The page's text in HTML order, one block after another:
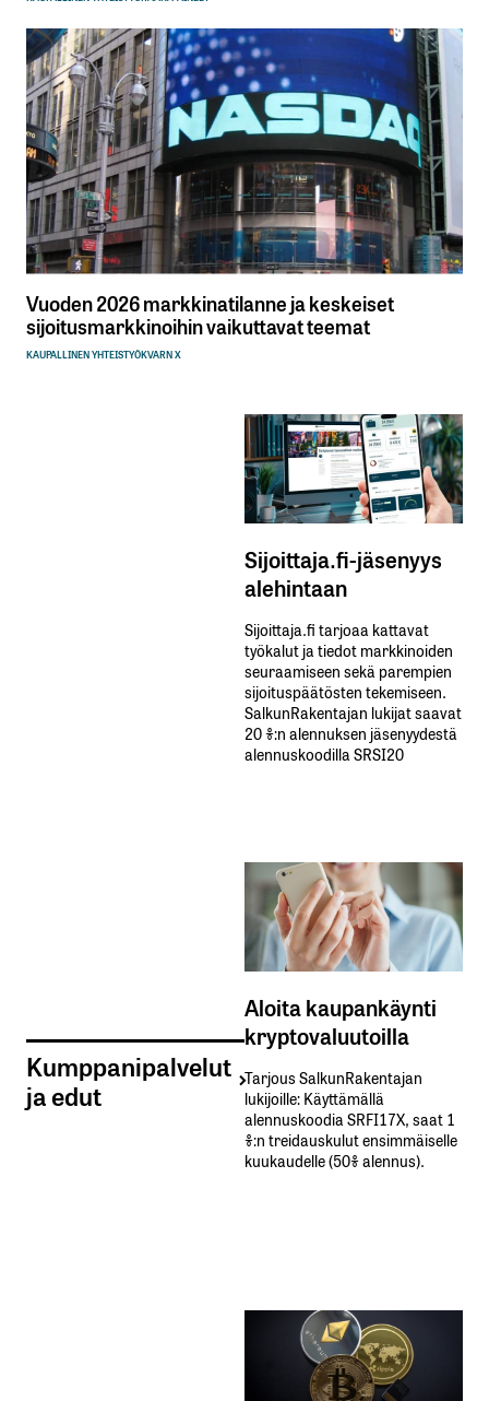
Vuoden 2026 markkinatilanne ja keskeiset
sijoitusmarkkinoihin vaikuttavat teemat
KAUPALLINEN YHTEISTYÖKVARN X
Kumppanipalvelut
ja edut
Sijoittaja.fi-jäsenyys
alehintaan
Sijoittaja.fi tarjoaa kattavat
työkalut ja tiedot markkinoiden
seuraamiseen sekä parempien
sijoituspäätösten tekemiseen.
SalkunRakentajan lukijat saavat
20 %:n alennuksen jäsenyydestä
alennuskoodilla SRSI20
Aloita kaupankäynti
kryptovaluutoilla
Tarjous SalkunRakentajan
lukijoille: Käyttämällä​ ​
alennuskoodia​ ​SRFI17X,​ ​saat​ ​1
%:n treidauskulut​ ​ensimmäiselle​ ​
kuukaudelle​ ​(50%​ ​alennus).